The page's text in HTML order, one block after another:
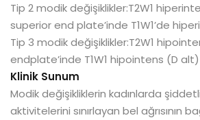
Tip 2 modik değişiklikler:T2W1
superior end plate’inde T1W1’de
Tip 3 modik değişiklikler:T2W1
endplate’inde T1W1 hipointens (D alt)
Klinik Sunum
Modik değişikliklerin kadınlarda
aktivitelerini sınırlayan bel ağrısının